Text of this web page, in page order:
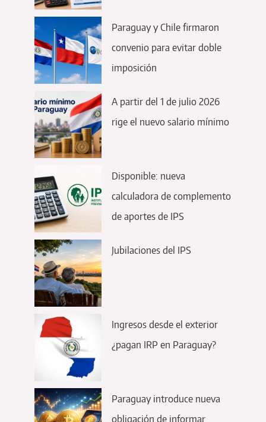
Paraguay y Chile firmaron
convenio para evitar doble
imposición
A partir del 1 de julio 2026
rige el nuevo salario mínimo
Disponible: nueva
calculadora de complemento
de aportes de IPS
Jubilaciones del IPS
Ingresos desde el exterior
¿pagan IRP en Paraguay?
Paraguay introduce nueva
obligación de informar